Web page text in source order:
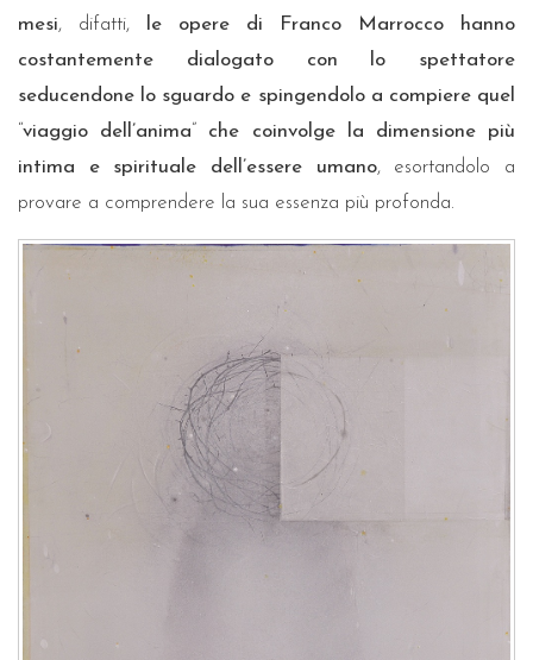
mesi, difatti,
le opere di Franco Marrocco hanno
costantemente dialogato con lo spettatore
seducendone lo sguardo e spingendolo a compiere quel
“viaggio dell’anima” che coinvolge la dimensione più
intima e spirituale dell’essere umano, esortandolo a
provare a comprendere la sua essenza più profonda.